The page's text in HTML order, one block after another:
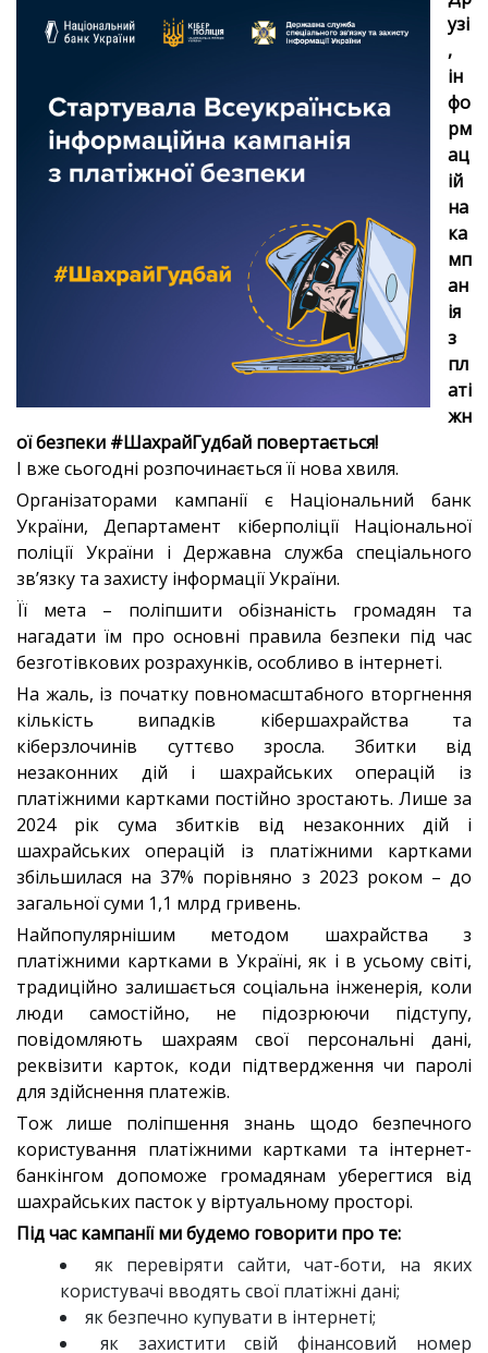
узі
,
ін
фо
рм
ац
ій
на
ка
мп
ан
ія
з
пл
аті
жн
ої безпеки #ШахрайГудбай повертається!
І вже сьогодні розпочинається її нова хвиля.
Організаторами кампанії є Національний банк
України, Департамент кіберполіції Національної
поліції України і Державна служба спеціального
зв’язку та захисту інформації України.
Її мета – поліпшити обізнаність громадян та
нагадати їм про основні правила безпеки під час
безготівкових розрахунків, особливо в інтернеті.
На жаль, із початку повномасштабного вторгнення
кількість випадків кібершахрайства та
кіберзлочинів суттєво зросла. Збитки від
незаконних дій і шахрайських операцій із
платіжними картками постійно зростають. Лише за
2024 рік сума збитків від незаконних дій і
шахрайських операцій із платіжними картками
збільшилася на 37% порівняно з 2023 роком – до
загальної суми 1,1 млрд гривень.
Найпопулярнішим методом шахрайства з
платіжними картками в Україні, як і в усьому світі,
традиційно залишається соціальна інженерія, коли
люди самостійно, не підозрюючи підступу,
повідомляють шахраям свої персональні дані,
реквізити карток, коди підтвердження чи паролі
для здійснення платежів.
Тож лише поліпшення знань щодо безпечного
користування платіжними картками та інтернет-
банкінгом допоможе громадянам уберегтися від
шахрайських пасток у віртуальному просторі.
Під час кампанії ми будемо говорити про те:
як перевіряти сайти, чат-боти, на яких
користувачі вводять свої платіжні дані;
як безпечно купувати в інтернеті;
як захистити свій фінансовий номер